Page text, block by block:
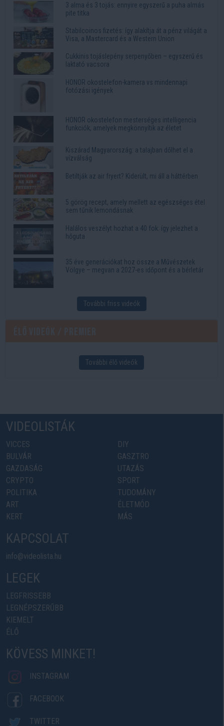
3 alma és 3 tojás: ennyire egyszerű a puha almás
pite titka
Stabilcoinos fizetés: így alakítja át a pénz világát a
Visa, a Mastercard és a Western Union
Cukkinis tojáslepény serpenyőben – egyszerű és
laktató vacsora
HONOR okostelefon-kamera vs mindennapi
fotózási igények
HONOR okostelefon mesterséges intelligencia
funkciók, amelyek megkönnyítik az életet
Kiszárad Magyarország: a talajban dőlhet el a
vízválság
Betiltják az air fryert? Kiderült, mi áll a háttérben
5 görög recept, amely mellett az egészséges étel
sem tűnik lemondásnak
Halálos veszélyt hozhat a 40 fok: így jelezhet a
hőguta
35 éve generációkat hoz össze a Művészetek
Völgye – megvan a 2027-es időpont és a bérletár
További friss videók
További élő videók
VIDEOLISTÁK
VICCES
BULVÁR
GAZDASÁG
CRYPTO
POLITIKA
ART
KERT
DIY
GASZTRO
UTAZÁS
SPORT
TUDOMÁNY
ÉLETMÓD
MÁS
KAPCSOLAT
info@videolista.hu
LEGEK
LEGFRISSEBB
LEGNÉPSZERŰBB
KIEMELT
ÉLŐ
KÖVESS MINKET!
INSTAGRAM
FACEBOOK
TWITTER